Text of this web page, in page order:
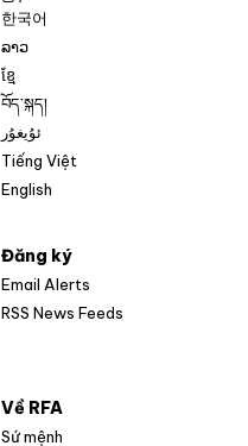
한국어
ລາວ
ខ្មែ
བོད་སྐད།
ئۇيغۇر
Tiếng Việt
English
Đăng ký
Email Alerts
RSS News Feeds
Về RFA
Sứ mệnh